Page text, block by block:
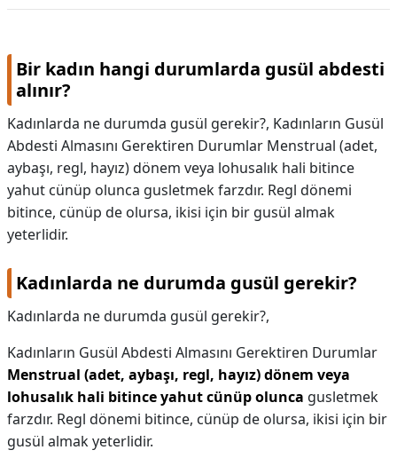
Bir kadın hangi durumlarda gusül abdesti
alınır?
Kadınlarda ne durumda gusül gerekir?, Kadınların Gusül
Abdesti Almasını Gerektiren Durumlar Menstrual (adet,
aybaşı, regl, hayız) dönem veya lohusalık hali bitince
yahut cünüp olunca gusletmek farzdır. Regl dönemi
bitince, cünüp de olursa, ikisi için bir gusül almak
yeterlidir.
Kadınlarda ne durumda gusül gerekir?
Kadınlarda ne durumda gusül gerekir?,
Kadınların Gusül Abdesti Almasını Gerektiren Durumlar
Menstrual (adet, aybaşı, regl, hayız) dönem veya
lohusalık hali bitince yahut cünüp olunca gusletmek
farzdır. Regl dönemi bitince, cünüp de olursa, ikisi için bir
gusül almak yeterlidir.